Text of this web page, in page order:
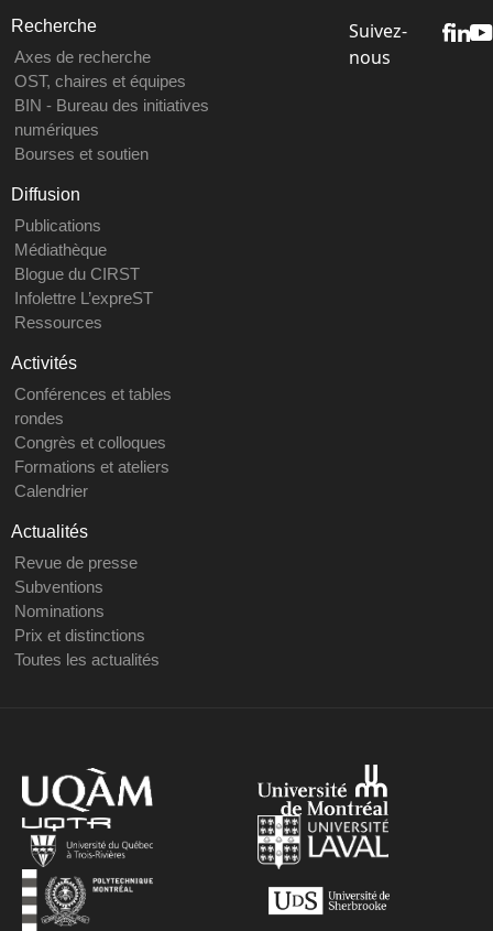
Recherche
Axes de recherche
OST, chaires et équipes
BIN - Bureau des initiatives
numériques
Bourses et soutien
Diffusion
Publications
Médiathèque
Blogue du CIRST
Infolettre L’expreST
Ressources
Activités
Conférences et tables
rondes
Congrès et colloques
Formations et ateliers
Calendrier
Actualités
Revue de presse
Subventions
Nominations
Prix et distinctions
Toutes les actualités
Suivez-
nous